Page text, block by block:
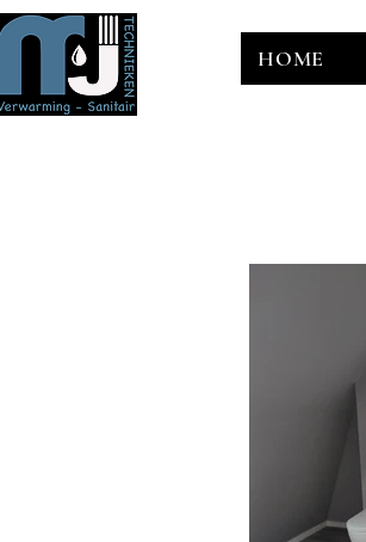
HOME